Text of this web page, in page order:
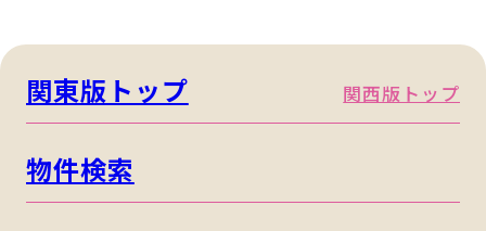
関東版トップ 関西版トップ
物件検索